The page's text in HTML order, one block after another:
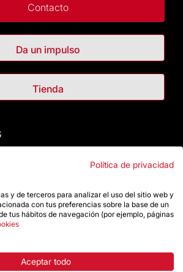
Contacto
Da un impulso
Tienda
de compra
Política de privacidad
y de terceros para analizar el uso del sitio web y
con tus preferencias sobre la base de un
tus hábitos de navegación (por ejemplo, páginas
Aceptar todo